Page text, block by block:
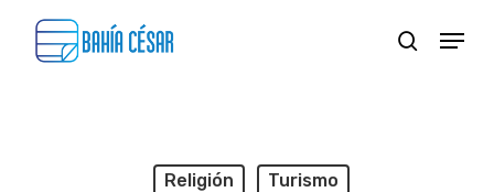
search
Menu
Religión Turismo